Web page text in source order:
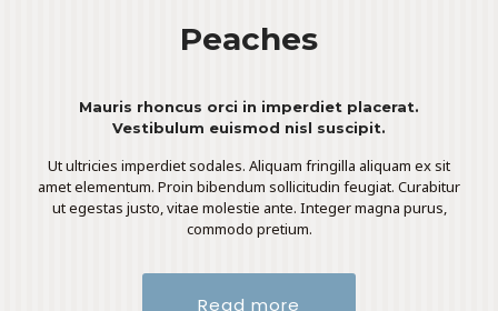
Peaches
Mauris rhoncus orci in imperdiet placerat.
Vestibulum euismod nisl suscipit.
Ut ultricies imperdiet sodales. Aliquam fringilla aliquam ex sit
amet elementum. Proin bibendum sollicitudin feugiat. Curabitur
ut egestas justo, vitae molestie ante. Integer magna purus,
commodo pretium.
Read more